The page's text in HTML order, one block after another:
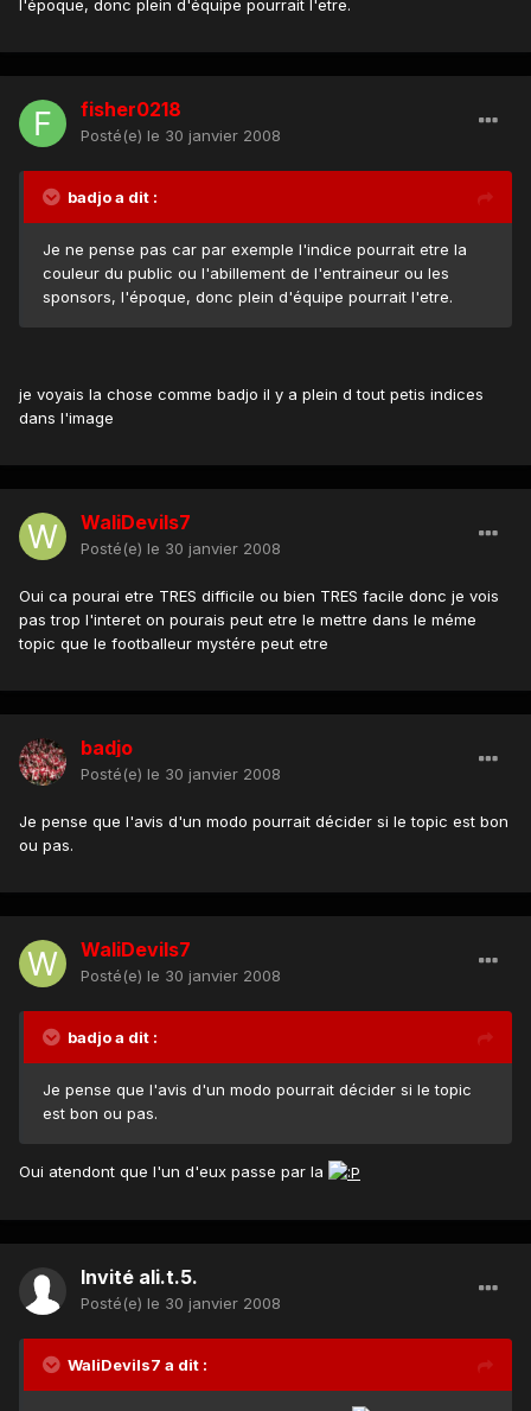
l'époque, donc plein d'équipe pourrait l'etre.
fisher0218
Posté(e) le 30 janvier 2008
badjo a dit :
Je ne pense pas car par exemple l'indice pourrait etre la
couleur du public ou l'abillement de l'entraineur ou les
sponsors, l'époque, donc plein d'équipe pourrait l'etre.
je voyais la chose comme badjo il y a plein d tout petis indices
dans l'image
WaliDevils7
Posté(e) le 30 janvier 2008
Oui ca pourai etre TRES difficile ou bien TRES facile donc je vois
pas trop l'interet on pourais peut etre le mettre dans le méme
topic que le footballeur mystére peut etre
badjo
Posté(e) le 30 janvier 2008
Je pense que l'avis d'un modo pourrait décider si le topic est bon
ou pas.
WaliDevils7
Posté(e) le 30 janvier 2008
badjo a dit :
Je pense que l'avis d'un modo pourrait décider si le topic
est bon ou pas.
Oui atendont que l'un d'eux passe par la
Invité ali.t.5.
Posté(e) le 30 janvier 2008
WaliDevils7 a dit :